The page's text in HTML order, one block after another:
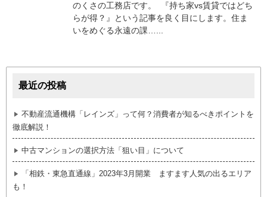
のくさの工務店です。 『持ち家vs賃貸ではどち
らが得？』という記事を良く目にします。住ま
いをめぐる永遠の課…...
最近の投稿
不動産流通機構「レインズ」って何？消費者が知るべきポイントを
徹底解説！
中古マンションの選択方法「狙い目」について
「相鉄・東急直通線」2023年3月開業 ますます人気の出るエリア
も！